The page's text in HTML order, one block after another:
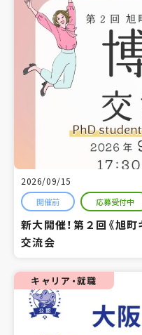
2026/09/15
開催前 応募受付中
新大開催！第２回《旭
交流会
キャリア・就職